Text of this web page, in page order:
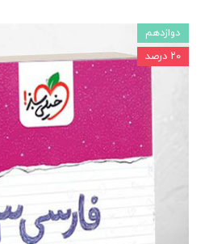
دوازدهم
۲۰ درصد